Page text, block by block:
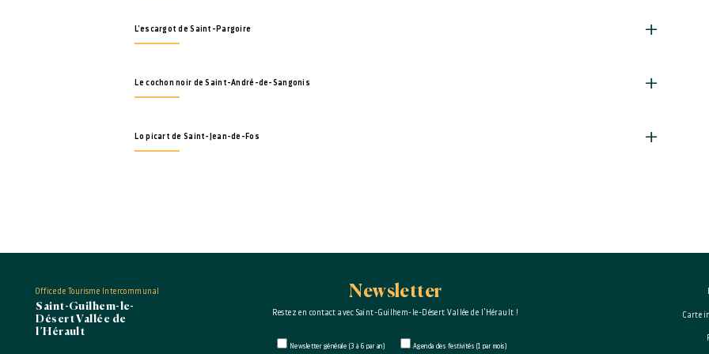
L'escargot de Saint-Pargoire
Le cochon noir de Saint-André-de-Sangonis
Lo picart de Saint-Jean-de-Fos
Office de Tourisme Intercommunal
Saint-Guilhem-le-
Désert Vallée de
l’Hérault
Newsletter
Restez en contact avec Saint-Guilhem-le-Désert Vallée de l’Hérault !
Newsletter générale (3 à 6 par an) Agenda des festivités (1 par mois)
Carte